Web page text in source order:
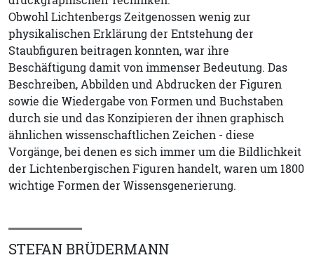
Obwohl Lichtenbergs Zeitgenossen wenig zur
physikalischen Erklärung der Entstehung der
Staubfiguren beitragen konnten, war ihre
Beschäftigung damit von immenser Bedeutung. Das
Beschreiben, Abbilden und Abdrucken der Figuren
sowie die Wiedergabe von Formen und Buchstaben
durch sie und das Konzipieren der ihnen graphisch
ähnlichen wissenschaftlichen Zeichen - diese
Vorgänge, bei denen es sich immer um die Bildlichkeit
der Lichtenbergischen Figuren handelt, waren um 1800
wichtige Formen der Wissensgenerierung.
STEFAN BRÜDERMANN